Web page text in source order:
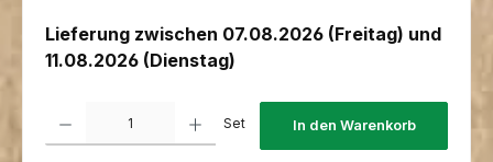
Lieferung zwischen 07.08.2026 (Freitag) und
11.08.2026 (Dienstag)
Set In den Warenkorb